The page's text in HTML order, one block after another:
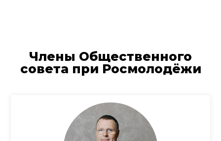
Члены Общественного
совета при Росмолодёжи